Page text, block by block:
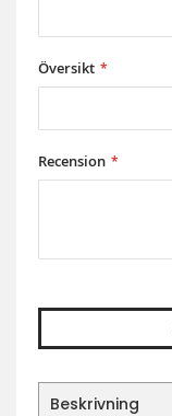
Översikt
Recension
Beskrivning